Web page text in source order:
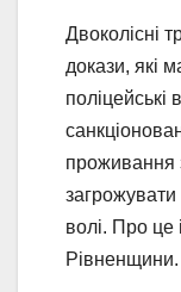
Двоколісні
докази, які
поліцейські
проживання
загрожувати
волі. Про це
Рівненщини.